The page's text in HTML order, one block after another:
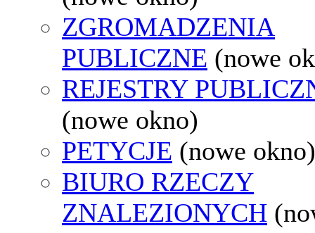
ZGROMADZENIA
PUBLICZNE (nowe
REJESTRY
(nowe okno)
PETYCJE (nowe okno)
BIURO RZECZY
ZNALEZIONYCH